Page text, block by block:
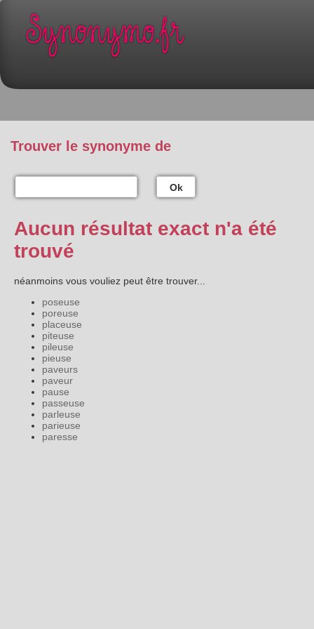
Trouver le synonyme de
Ok
Aucun résultat exact n'a été
trouvé
néanmoins vous vouliez peut être trouver...
poseuse
poreuse
placeuse
piteuse
pileuse
pieuse
paveurs
paveur
pause
passeuse
parleuse
parieuse
paresse